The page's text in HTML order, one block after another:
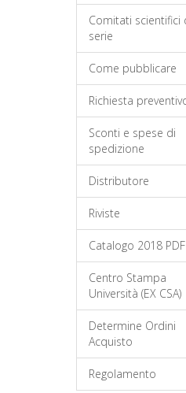
Comitati scientifici
serie
Come pubblicare
Richiesta
Sconti e spese di
spedizione
Distributore
Riviste
Catalogo 2018 PDF
Centro Stampa
Università (EX CSA)
Determine Ordini
Acquisto
Regolamento